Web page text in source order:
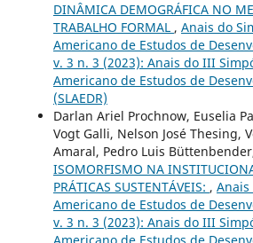
DINÂMICA DEMOGRÁFICA NO
TRABALHO FORMAL , Anais do
Americano de Estudos de
v. 3 n. 3 (2023): Anais do III
Americano de Estudos de
(SLAEDR)
Darlan Ariel Prochnow, Euselia
Vogt Galli, Nelson José Thesing,
Amaral, Pedro Luis
ISOMORFISMO NA
PRÁTICAS SUSTENTÁVEIS: , Anais
Americano de Estudos de
v. 3 n. 3 (2023): Anais do III